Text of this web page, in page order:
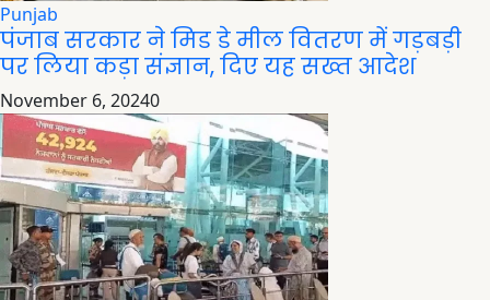
Punjab
पंजाब सरकार ने मिड डे मील वितरण में गड़बड़ी
पर लिया कड़ा संज्ञान, दिए यह सख्त आदेश
November 6, 20240